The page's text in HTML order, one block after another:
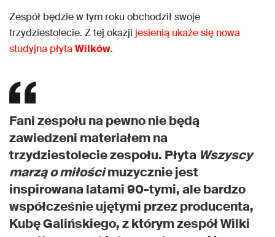
Zespół będzie w tym roku obchodził swoje
trzydziestolecie. Z tej okazji jesienią ukaże się nowa
studyjna płytaWilków.
Fani zespołu na pewno nie będą
zawiedzeni materiałem na
trzydziestolecie zespołu. Płyta Wszyscy
marzą o miłościmuzycznie jest
inspirowana latami 90-tymi, ale bardzo
współcześnie ujętymi przez producenta,
Kubę Galińskiego, z którym zespół Wilki